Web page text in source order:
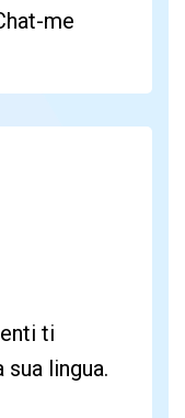
me
ti
lingua.